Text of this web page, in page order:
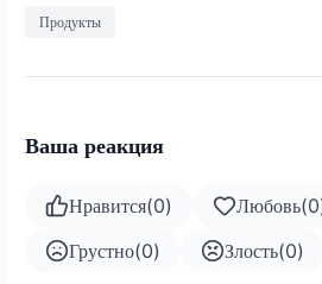
Продукты
Ваша реакция
Нравится(0) Любовь(0
Грустно(0) Злость(0)